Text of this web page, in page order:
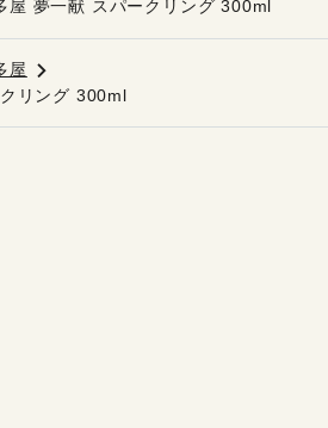
屋 夢一献 スパークリング 300ml
屋
リング 300ml